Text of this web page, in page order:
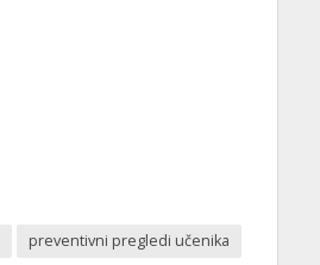
preventivni pregledi učenika